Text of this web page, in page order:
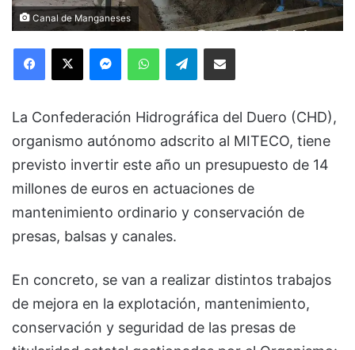
Canal de Manganeses
Facebook
X MessengerWhatsAppTelegramCompartir via Email
La Confederación Hidrográfica del Duero (CHD),
organismo autónomo adscrito al MITECO, tiene
previsto invertir este año un presupuesto de 14
millones de euros en actuaciones de
mantenimiento ordinario y conservación de
presas, balsas y canales.
En concreto, se van a realizar distintos trabajos
de mejora en la explotación, mantenimiento,
conservación y seguridad de las presas de